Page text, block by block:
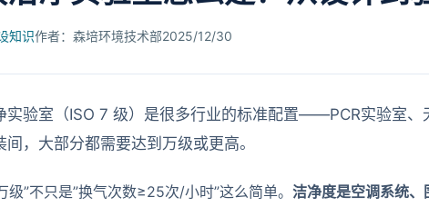
知识作者：森培环境技术部2025/12/30
实验室（ISO 7 级）是很多行业的标准配置——PCR实验室、
间，大部分都需要达到万级或更高。
级”不只是”换气次数≥25次/小时”这么简单。 洁净度是空调系统